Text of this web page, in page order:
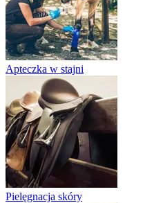
Apteczka w stajni
Pielęgnacja skóry